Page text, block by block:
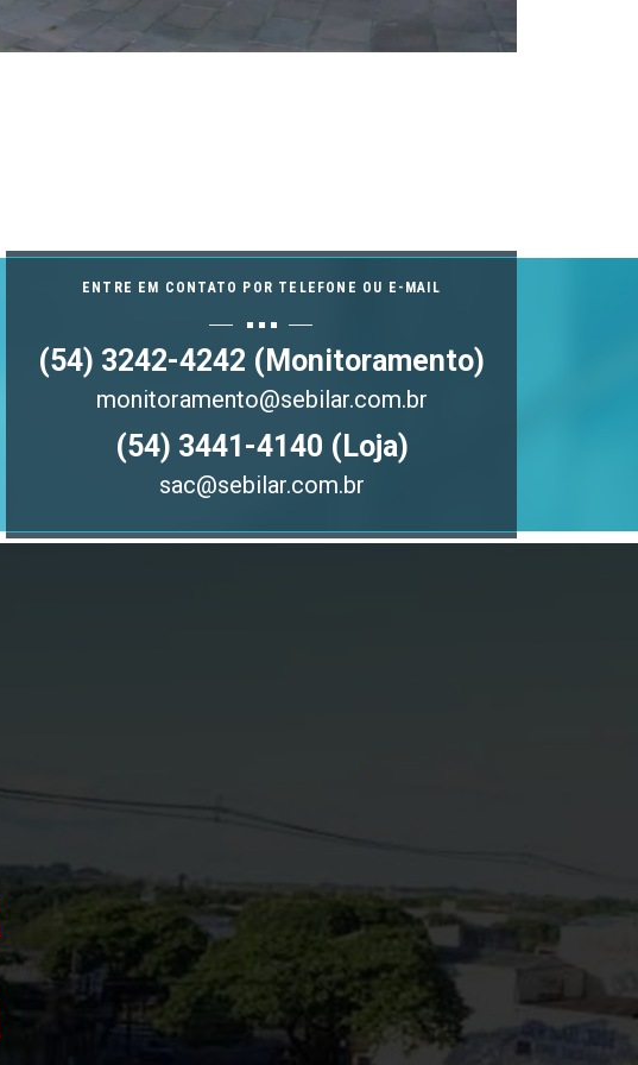
ENTRE EM CONTATO POR TELEFONE OU E-MAIL
(54) 3242-4242 (Monitoramento)
monitoramento@sebilar.com.br
(54) 3441-4140 (Loja)
sac@sebilar.com.br